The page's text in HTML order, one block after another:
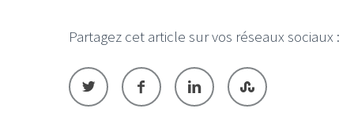
Partagez cet article sur vos réseaux sociaux :